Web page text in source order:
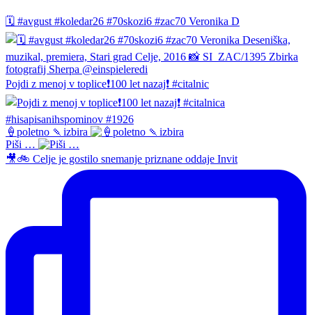
🗓️ #avgust #koledar26 #70skozi6 #zac70 Veronika D
Pojdi z menoj v toplice❗️100 let nazaj❗️ #citalnic
🍦poletno 🍡izbira
Piši …
🎥🚲 Celje je gostilo snemanje priznane oddaje Invit